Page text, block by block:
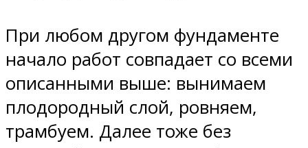
При любом другом фундаменте
начало работ совпадает со всеми
описанными выше: вынимаем
плодородный слой, ровняем,
трамбуем. Далее тоже без